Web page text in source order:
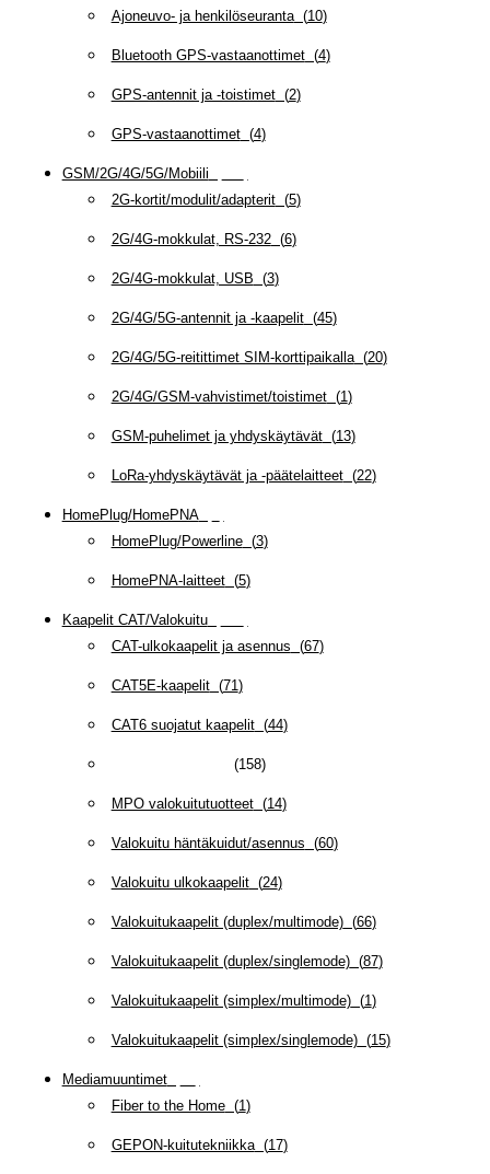
Ajoneuvo- ja henkilöseuranta(10)
Bluetooth GPS-vastaanottimet(4)
GPS-antennit ja -toistimet(2)
GPS-vastaanottimet(4)
GSM/2G/4G/5G/Mobiili
2G-kortit/modulit/adapterit(5)
2G/4G-mokkulat, RS-232(6)
2G/4G-mokkulat, USB (3)
2G/4G/5G-antennit ja -kaapelit(45)
2G/4G/5G-reitittimet SIM-korttipaikalla(20)
2G/4G/GSM-vahvistimet/toistimet(1 )
GSM-puhelimet ja yhdyskäytävät(13)
LoRa-yhdyskäytävät ja -päätelaitteet(22)
HomePlug/HomePNA(
HomePlug/Powerline(3)
HomePNA-laitteet(5)
Kaapelit CAT/Valokuitu(
CAT-ulkokaapelit ja asennus (67)
CAT5E-kaapelit(71 )
CAT6 suojatut kaapelit(44)
(158)
MPO valokuitutuotteet(14)
Valokuitu häntäkuidut/asennus (60)
Valokuitu ulkokaapelit(24)
Valokuitukaapelit (duplex/multimode)(66)
Valokuitukaapelit (duplex/singlemode)(87)
Valokuitukaapelit (simplex/multimode)(1 )
Valokuitukaapelit (simplex/singlemode)(15)
Mediamuuntimet(
Fiber to the Home(1 )
GEPON-kuitutekniikka(17)